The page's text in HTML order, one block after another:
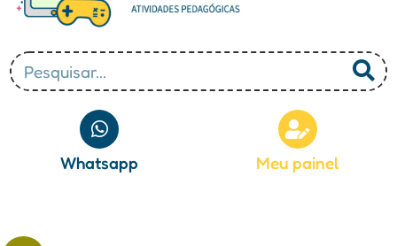
Whatsapp Meu painel